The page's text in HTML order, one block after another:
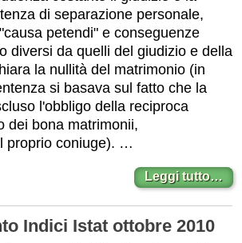
di separazione personale,
petendi" e conseguenze
diversi da quelli del giudizio e della
la nullità del matrimonio (in
si basava sul fatto che la
l'obbligo della reciproca
dei bona matrimonii,
proprio coniuge). …
Leggi tutto…
Indici Istat ottobre 2010